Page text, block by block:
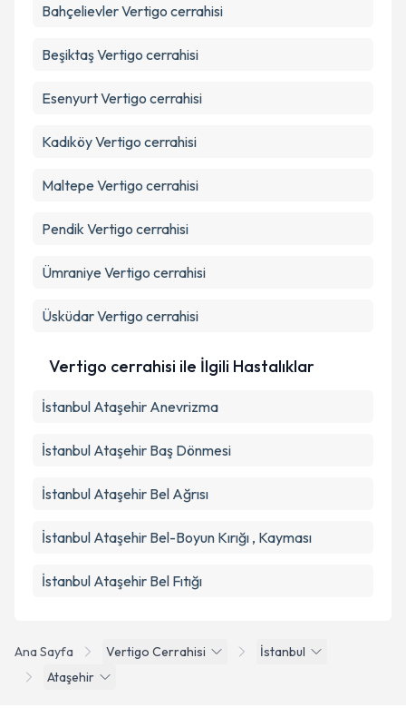
Ana Sayfa Vertigo Cerrahisi
İstanbul
Ataşehir
BahçelievlerVertigo cerrahisi
BeşiktaşVertigo cerrahisi
EsenyurtVertigo cerrahisi
KadıköyVertigo cerrahisi
Maltepe Vertigo cerrahisi
Pendik Vertigo cerrahisi
Ümraniye Vertigo cerrahisi
ÜsküdarVertigo cerrahisi
Vertigo cerrahisi ile İlgili Hastalıklar
İstanbul Ataşehir Anevrizma
İstanbul Ataşehir Baş Dönmesi
İstanbul Ataşehir Bel Ağrısı
İstanbul Ataşehir Bel-Boyun Kırığı , Kayması
İstanbul Ataşehir Bel Fıtığı